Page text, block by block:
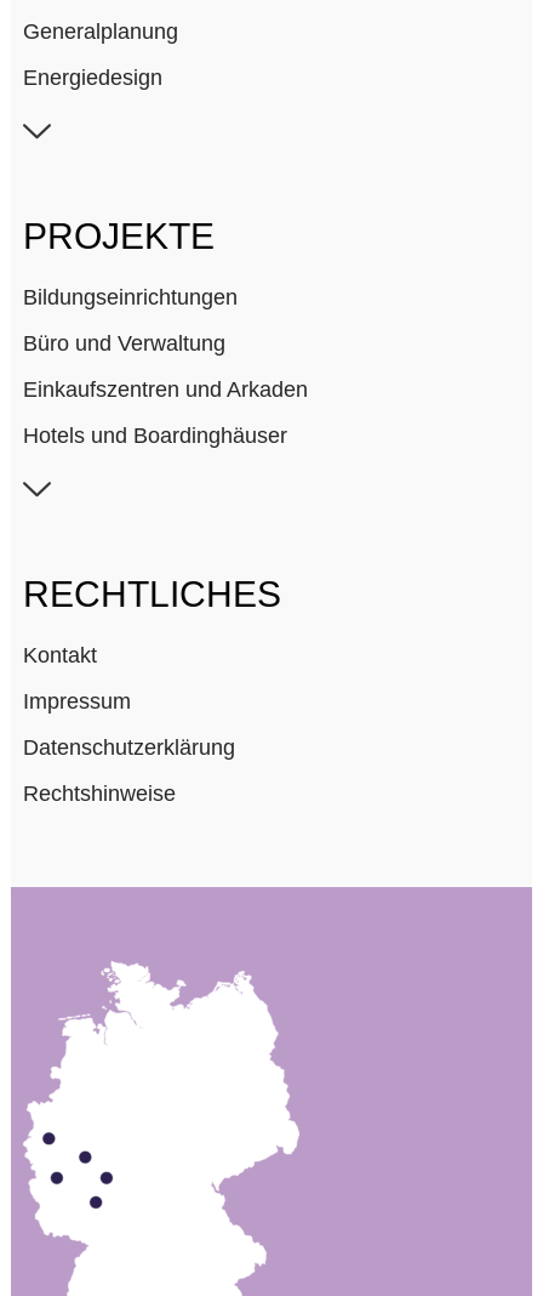
Generalplanung
Energiedesign
Krankenhausplanung
PROJEKTE
Bildungseinrichtungen
Büro und Verwaltung
Einkaufszentren und Arkaden
Hotels und Boardinghäuser
Industrie und Gewerbe
Wohnungs- und Sozialbau
RECHTLICHES
Kontakt
Impressum
Datenschutzerklärung
Rechtshinweise